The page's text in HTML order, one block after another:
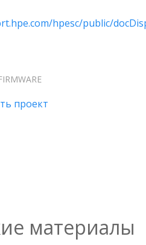
hpesc/public/
проект
материалы